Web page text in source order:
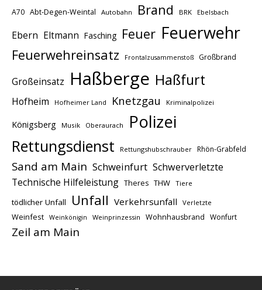
A70 Abt-Degen-Weintal Autobahn Brand BRK Ebelsbach
Ebern Eltmann Fasching Feuer Feuerwehr
Feuerwehreinsatz Frontalzusammenstoß Großbrand
Großeinsatz Haßberge Haßfurt
Hofheim Hofheimer Land Knetzgau Kriminalpolizei
Königsberg Musik Oberaurach Polizei
Rettungsdienst Rettungshubschrauber Rhön-Grabfeld
Sand am Main Schweinfurt Schwerverletzte
Technische Hilfeleistung Theres THW Tiere
tödlicher Unfall Unfall Verkehrsunfall Verletzte
Weinfest Weinkönigin Weinprinzessin Wohnhausbrand Wonfurt
Zeil am Main